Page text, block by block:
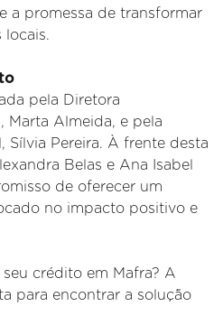
a promessa de transformar
locais.
pela Diretora
Marta Almeida, e pela
Sílvia Pereira. À frente desta
Belas e Ana Isabel
de oferecer um
no impacto positivo e
crédito em Mafra? A
para encontrar a solução